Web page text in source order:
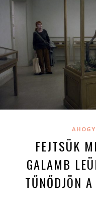
FEJTSÜK
GALAMB
TŰNŐDJÖN